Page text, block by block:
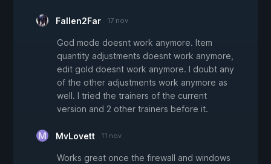
Fallen2Far 17 nov
God mode doesnt work anymore. Item
quantity adjustments doesnt work anymore,
edit gold doesnt work anymore. I doubt any
of the other adjustments work anymore as
well. I tried the trainers of the current
version and 2 other trainers before it.
MvLovett 11 nov
Works great once the firewall and windows